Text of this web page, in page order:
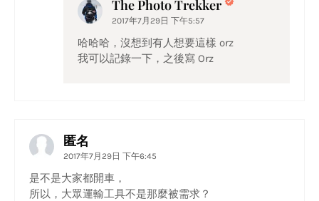
The Photo Trekker
2017年7月29日 下午5:57
哈哈哈，沒想到有人想要這樣 orz
我可以記錄一下，之後寫 Orz
匿名
2017年7月29日 下午6:45
是不是大家都開車，
所以，大眾運輸工具不是那麼被需求？